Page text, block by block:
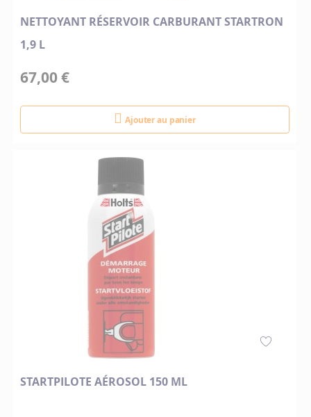
NETTOYANT RÉSERVOIR CARBURANT STARTRON
1,9 L
67,00 €
Ajouter au panier
STARTPILOTE AÉROSOL 150 ML